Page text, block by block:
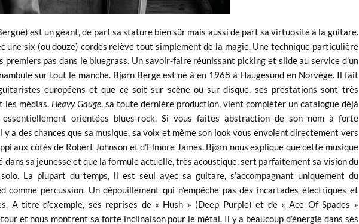
est un géant, de part sa stature bien sûr mais aussi de part sa virtuosité à la guitare.
une six (ou douze) cordes relève tout simplement de la magie. Une technique particulière
premiers pas dans le bluegrass. Un savoir-faire réunissant picking et slide au service d’un
sur tout le manche. Bjørn Berge est né à en 1968 à Haugesund en Norvège. Il fait
européens et que ce soit sur scène ou sur disque, ses prestations sont très
les médias. Heavy Gauge, sa toute dernière production, vient compléter un catalogue déjà
orientées blues-rock. Si vous faites abstraction de son nom à forte
y a des chances que sa musique, sa voix et même son look vous envoient directement vers
aux côtés de Robert Johnson et d’Elmore James. Bjørn nous explique que cette musique
dans sa jeunesse et que la formule actuelle, très acoustique, sert parfaitement sa vision du
La plupart du temps, il est seul avec sa guitare, s’accompagnant uniquement du
comme percussion. Un dépouillement qui n’empêche pas des incartades électriques et
A titre d’exemple, ses reprises de « Hush » (Deep Purple) et de « Ace Of Spades »
et nous montrent sa forte inclinaison pour le métal. Il y a beaucoup d’énergie dans ses